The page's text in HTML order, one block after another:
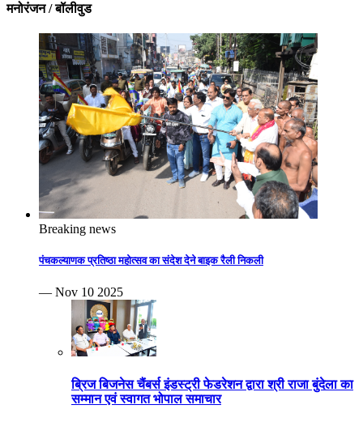
मनोरंजन / बॉलीवुड
Breaking news
पंचकल्याणक प्रतिष्ठा महोत्सव का संदेश देने बाइक रैली निकली
— Nov 10 2025
ब्रिज बिजनेस चैंबर्स इंडस्ट्री फेडरेशन द्वारा श्री राजा बुंदेला का
सम्मान एवं स्वागत भोपाल समाचार